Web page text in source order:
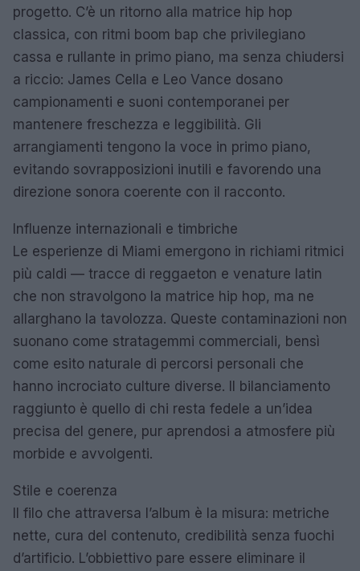
progetto. C’è un ritorno alla matrice hip hop
classica, con ritmi boom bap che privilegiano
cassa e rullante in primo piano, ma senza chiudersi
a riccio: James Cella e Leo Vance dosano
campionamenti e suoni contemporanei per
mantenere freschezza e leggibilità. Gli
arrangiamenti tengono la voce in primo piano,
evitando sovrapposizioni inutili e favorendo una
direzione sonora coerente con il racconto.
Influenze internazionali e timbriche
Le esperienze di Miami emergono in richiami ritmici
più caldi — tracce di reggaeton e venature latin
che non stravolgono la matrice hip hop, ma ne
allarghano la tavolozza. Queste contaminazioni non
suonano come stratagemmi commerciali, bensì
come esito naturale di percorsi personali che
hanno incrociato culture diverse. Il bilanciamento
raggiunto è quello di chi resta fedele a un’idea
precisa del genere, pur aprendosi a atmosfere più
morbide e avvolgenti.
Stile e coerenza
Il filo che attraversa l’album è la misura: metriche
nette, cura del contenuto, credibilità senza fuochi
d’artificio. L’obbiettivo pare essere eliminare il